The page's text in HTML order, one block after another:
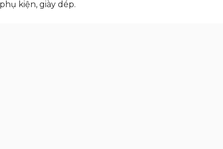
kiện, giày dép.